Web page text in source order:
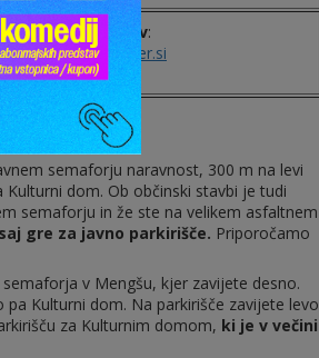
Spletni naslov:
www.spasteater.si
semaforju naravnost, 300 m na levi
dom. Ob občinski stavbi je tudi
semaforju in že ste na velikem asfaltnem
gre za javno parkirišče. Priporočamo
v Mengšu, kjer zavijete desno.
Kulturni dom. Na parkirišče zavijete levo
za Kulturnim domom, ki je v večini